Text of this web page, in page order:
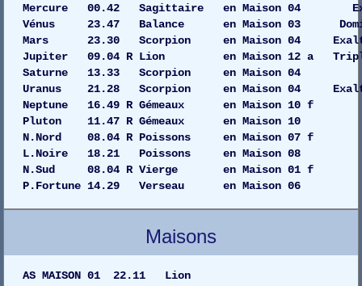
Mercure 00.42 Sagittaire en Maison
Vénus 23.47 Balance en Maison 03
Mars 23.30 Scorpion en Maison 04
Jupiter 09.04 R Lion en Maison 12 a
Saturne 13.33 Scorpion en
Uranus 21.28 Scorpion en Maison 04
Neptune 16.49 R Gémeaux en
Pluton 11.47 R Gémeaux en
N.Nord 08.04 R Poissons en Maison 07 f
L.Noire 18.21 Poissons en Maison 08
N.Sud 08.04 R Vierge en Maison 01 f
P.Fortune 14.29 Verseau en Maison 06
Maisons
AS MAISON 01 22.11 Lion